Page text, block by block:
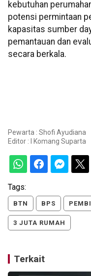
kebutuhan
potensi permintaan
kapasitas sumber
pemantauan dan
secara berkala.
Pewarta : Shofi Ayudiana
Editor : I Komang Suparta
Tags:
BTN BPS
3 JUTA RUMAH
Terkait